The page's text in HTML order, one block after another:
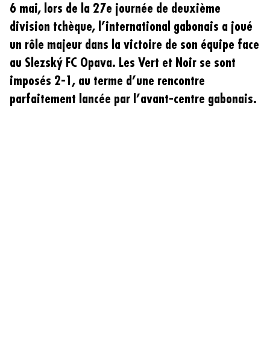
6 mai, lors de la 27e journée de deuxième
division tchèque, l’international gabonais a joué
un rôle majeur dans la victoire de son équipe face
au Slezský FC Opava. Les Vert et Noir se sont
imposés 2-1, au terme d’une rencontre
parfaitement lancée par l’avant-centre gabonais.